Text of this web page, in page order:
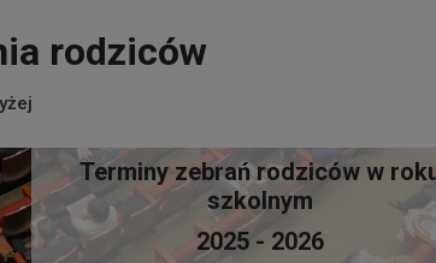
rodziców
Terminy zebrań rodziców w
szkolnym
2025 - 2026